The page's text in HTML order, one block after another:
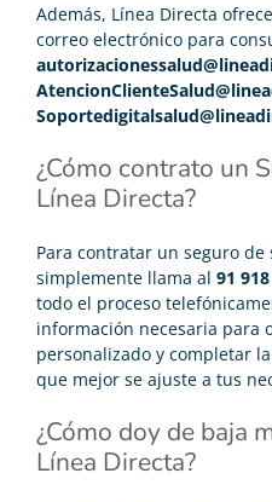
Además, Línea Directa
correo electrónico para
¿Cómo contrato un
Línea Directa?
Para contratar un seguro de
simplemente llama al 91
todo el proceso
información necesaria para
personalizado y completar
que mejor se ajuste a tus
¿Cómo doy de baja
Línea Directa?